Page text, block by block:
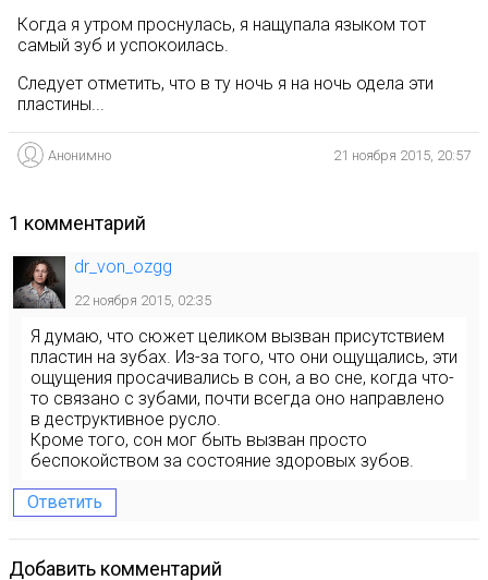
Когда я утром проснулась, я нащупала языком тот
самый зуб и успокоилась.
Следует отметить, что в ту ночь я на ночь одела эти
пластины...
Анонимно 21 ноября 2015, 20:57
1 комментарий
dr_von_ozgg
22 ноября 2015, 02:35
Я думаю, что сюжет целиком вызван присутствием
пластин на зубах. Из-за того, что они ощущались, эти
ощущения просачивались в сон, а во сне, когда что-
то связано с зубами, почти всегда оно направлено
в деструктивное русло.
Кроме того, сон мог быть вызван просто
беспокойством за состояние здоровых зубов.
Ответить
Добавить комментарий